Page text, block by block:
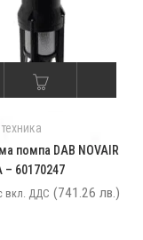
е била: 550,00 €
€ (1,017.03 лв.).
помпа DAB NOVAIR
– 60170247
вкл. ДДС (741.26 лв.)